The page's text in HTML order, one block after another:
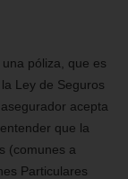
póliza, que es
Ley de Seguros
acepta
que la
(comunes a
Particulares